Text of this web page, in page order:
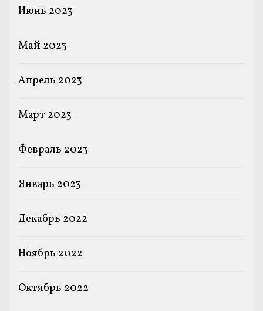
Июнь 2023
Май 2023
Апрель 2023
Март 2023
Февраль 2023
Январь 2023
Декабрь 2022
Ноябрь 2022
Октябрь 2022